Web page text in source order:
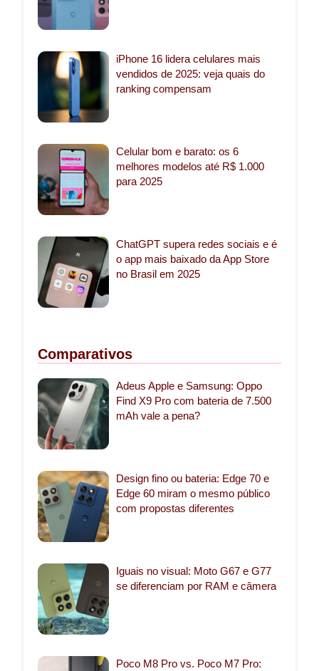
iPhone 16 lidera celulares mais
vendidos de 2025: veja quais do
ranking compensam
Celular bom e barato: os 6
melhores modelos até R$ 1.000
para 2025
ChatGPT supera redes sociais e é
o app mais baixado da App Store
no Brasil em 2025
Comparativos
Adeus Apple e Samsung: Oppo
Find X9 Pro com bateria de 7.500
mAh vale a pena?
Design fino ou bateria: Edge 70 e
Edge 60 miram o mesmo público
com propostas diferentes
Iguais no visual: Moto G67 e G77
se diferenciam por RAM e câmera
Poco M8 Pro vs. Poco M7 Pro: